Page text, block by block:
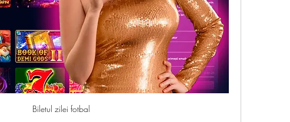
Biletul zilei fotbal